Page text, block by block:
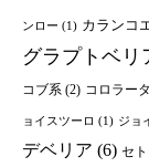
ンロー (1) カランコ
グラプトベリ
コブ系 (2) コロラータ
ョイスツーロ (1) ジョ
デベリア (6) セ